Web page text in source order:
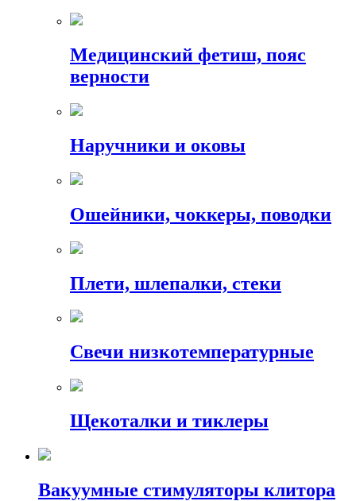
Медицинский фетиш, пояс
верности
Наручники и оковы
Ошейники, чоккеры, поводки
Плети, шлепалки, стеки
Свечи низкотемпературные
Щекоталки и тиклеры
Вакуумные стимуляторы клитора